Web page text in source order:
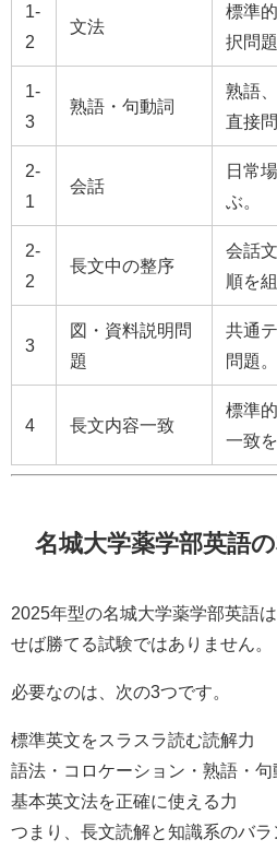
1-
2
文法
標準
択問題
1-
3
熟語・句動詞
熟語
直接
2-
1
会話
日常
ぶ。
2-
2
長文中の整序
会話
順を
3
図・資料説明問
題
共通
問題。
4 長文内容一致
標準
一致
名城大学薬学部英語
2025年型の名城大学薬学部英語
せば勝てる試験ではありません。
必要なのは、次の3つです。
標準英文をスラスラ読む読解力
語法・コロケーション・熟語・
基本英文法を正確に使える力
つまり、長文読解と知識系のバ